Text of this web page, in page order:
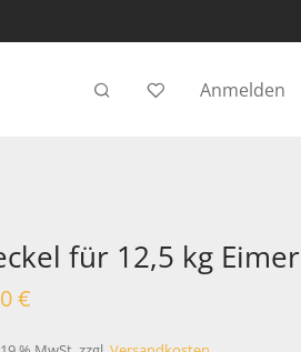
Anmelden
für 12,5 kg Eimer
€